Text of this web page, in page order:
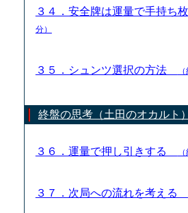
３４．安全牌は運量で手持ち
分）
３５．シュンツ選択の方法
終盤の思考（土田のオカルト）
３６．運量で押し引きする
３７．次局への流れを考える